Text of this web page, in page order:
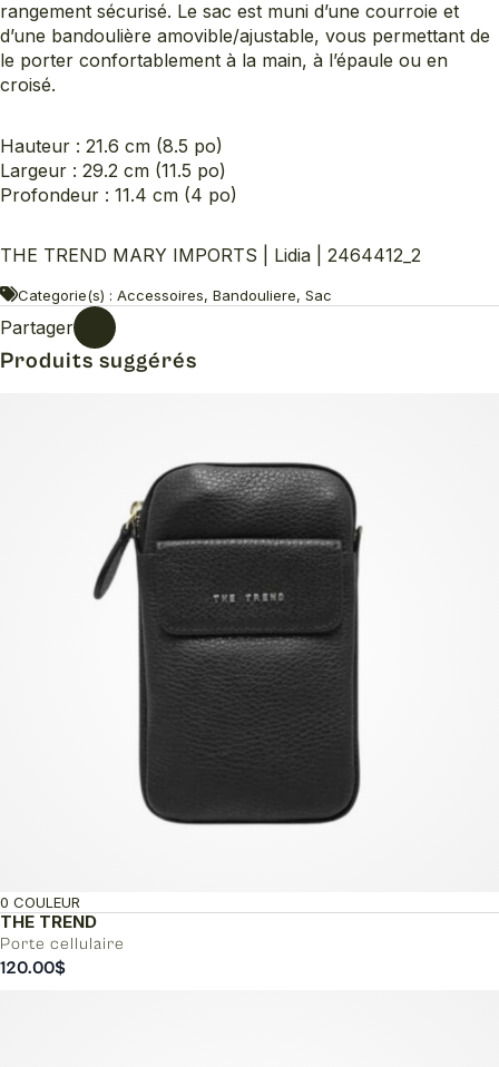
rangement sécurisé. Le sac est muni d’une courroie et
d’une bandoulière amovible/ajustable, vous permettant de
le porter confortablement à la main, à l’épaule ou en
croisé.
Hauteur : 21.6 cm (8.5 po)
Largeur : 29.2 cm (11.5 po)
Profondeur : 11.4 cm (4 po)
THE TREND MARY IMPORTS | Lidia | 2464412_2
Categorie(s) : Accessoires, Bandouliere, Sac
Partager
Produits suggérés
THE TREND
Porte cellulaire
0 COULEUR
120.00$